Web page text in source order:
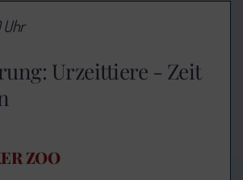
Urzeittiere - Zeit
Uhr
ZOO